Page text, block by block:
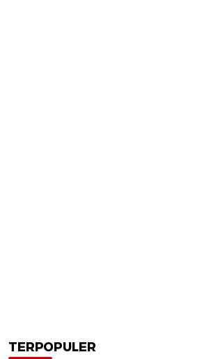
TERPOPULER